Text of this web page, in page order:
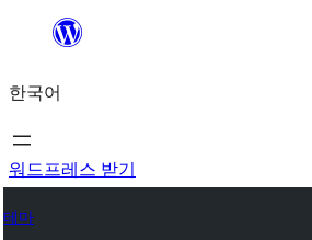
츠
로
바
가
한국어
워드프레스 받기
테마